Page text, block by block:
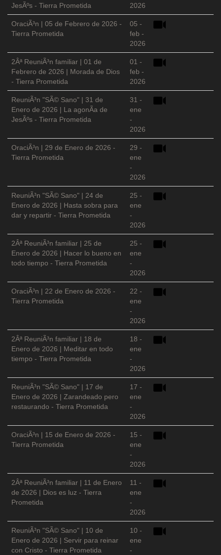
JesÃºs - Tierra Prometida
2026
OraciÃ³n | 05 de Febrero de 2026 -
Tierra Prometida
05 -
feb -
2026
2Âª ReuniÃ³n familiar | 01 de
Febrero de 2026 | Morada de Dios
- Tierra Prometida
01 -
feb -
2026
ReuniÃ³n "SÃ© Sano" | 31 de
Enero de 2026 | La agonÃ­a de
JesÃºs - Tierra Prometida
31 -
ene
-
2026
OraciÃ³n | 29 de Enero de 2026 -
Tierra Prometida
29 -
ene
-
2026
ReuniÃ³n "SÃ© Sano" | 24 de
Enero de 2026 | Hasta sobra para
dar y repartir - Tierra Prometida
25 -
ene
-
2026
2Âª ReuniÃ³n familiar | 25 de
Enero de 2026 | Hacer lo bueno en
todo tiempo - Tierra Prometida
25 -
ene
-
2026
OraciÃ³n | 22 de Enero de 2026 -
Tierra Prometida
22 -
ene
-
2026
2Âª ReuniÃ³n familiar | 18 de
Enero de 2026 | Meditar en todo
tiempo - Tierra Prometida
18 -
ene
-
2026
ReuniÃ³n "SÃ© Sano" | 17 de
Enero de 2026 | Zarandeado pero
restaurando - Tierra Prometida
17 -
ene
-
2026
OraciÃ³n | 15 de Enero de 2026 -
Tierra Prometida
15 -
ene
-
2026
2Âª ReuniÃ³n familiar | 11 de Enero
de 2026 | Dios es luz - Tierra
Prometida
11 -
ene
-
2026
ReuniÃ³n "SÃ© Sano" | 10 de
Enero de 2026 | Servir para reinar
con Cristo - Tierra Prometida
10 -
ene
-